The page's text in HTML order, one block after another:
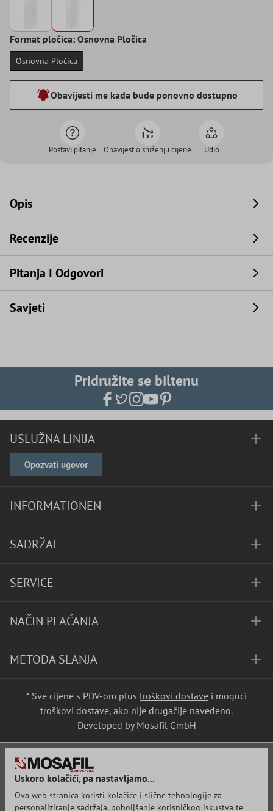
Format pločica: Osnovna Pločica
Osnovna Pločica
Obavijesti me kada bude ponovno dostupno
Postavi pitanje Obavijest o sniženju cijene Udio
Opis
Recenzije
Pitanja I Odgovori
Savjeti
Pridružite se biltenu
USLUŽNA LINIJA
Opozvati ugovor
INFORMATIONEN
SADRŽAJ
SERVICE
NAČIN PLAĆANJA
METODA SLANJA
* Sve cijene s PDV-om plus troškovi dostave i mogući
troškovi dostave, ako nije drugačije navedeno.
Developed by Mosafil GmbH
Uskoro kolačići, pa nastavljamo...
Ova web stranica koristi kolačiće i slične tehnologije za
personaliziranje sadržaja, poboljšanje korisničkog iskustva te